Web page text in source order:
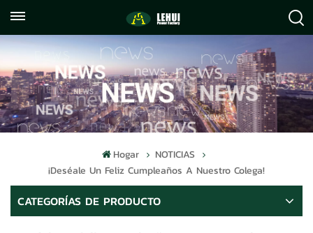
059122071372
info@lehuipowerfactory.com
Hogar
NOTICIAS
¡Deséale Un Feliz Cumpleaños A Nuestro Colega!
CATEGORÍAS DE PRODUCTO